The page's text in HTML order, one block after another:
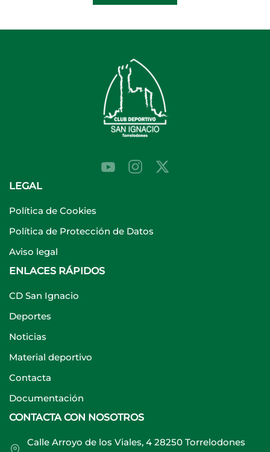
LEGAL
Política de Cookies
Política de Protección de Datos
Aviso legal
ENLACES RÁPIDOS
CD San Ignacio
Deportes
Noticias
Material deportivo
Contacta
Documentación
CONTACTA CON NOSOTROS
Calle Arroyo de los Viales, 4 28250 Torrelodones